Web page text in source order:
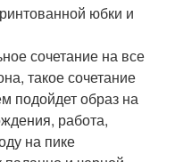
юбки и
сочетание на все
такое сочетание
подойдет образ на
работа,
на пике